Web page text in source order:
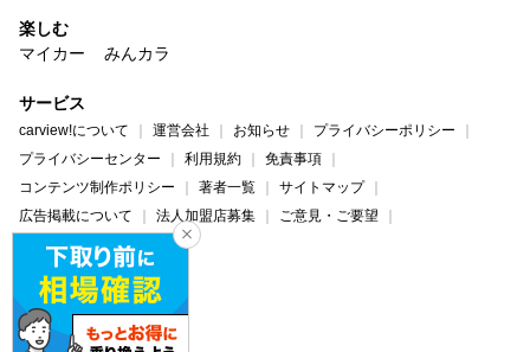
楽しむ
マイカー
みんカラ
サービス
carview!について 運営会社 お知らせ
プライバシーポリシー
プライバシーセンター
利用規約
免責事項
コンテンツ制作ポリシー
著者一覧
サイトマップ
広告掲載について
法人加盟店募集
ご意見・ご要望
ヘルプ・お問い合わせ
carview! Yahoo! JAPAN